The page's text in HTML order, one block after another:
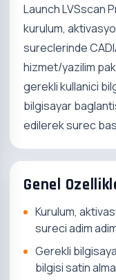
Launch LVSscan
kurulum,
sureclerinde
hizmet/yazilim
gerekli kullanici
bilgisayar
edilerek surec
Genel
Kurulum,
sureci adim
Gerekli
bilgisi satin